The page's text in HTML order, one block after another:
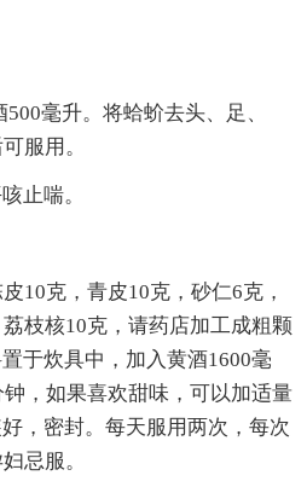
毫升。将蛤蚧去头、足、
服用。
止喘。
10克，青皮10克，砂仁6克，
枝核10克，请药店加工成粗颗
于炊具中，加入黄酒1600毫
，如果喜欢甜味，可以加适量
，密封。每天服用两次，每次
忌服。